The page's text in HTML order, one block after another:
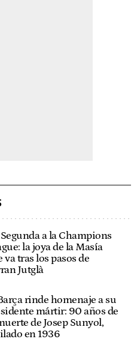
a la Champions
la joya de la Masía
va tras los pasos de
Jutglà
rinde homenaje a su
mártir: 90 años de
de Josep Sunyol,
en 1936